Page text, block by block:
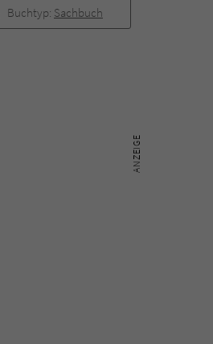
Buchtyp: Sachbuch